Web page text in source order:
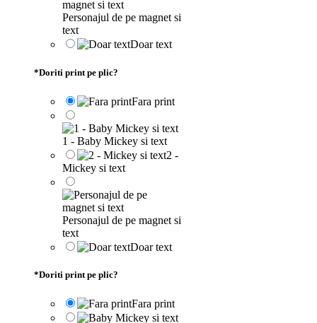
Personajul de pe magnet si
text
Doar text
*Doriti print pe plic?
Fara print
1 - Baby Mickey si text
2 -
Mickey si text
Personajul de pe magnet si
text
Doar text
*Doriti print pe plic?
Fara print